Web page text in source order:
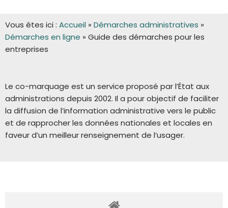
Vous êtes ici : Accueil » Démarches administratives »
Démarches en ligne » Guide des démarches pour les
entreprises
Le co-marquage est un service proposé par l’État aux
administrations depuis 2002. Il a pour objectif de faciliter
la diffusion de l’information administrative vers le public
et de rapprocher les données nationales et locales en
faveur d’un meilleur renseignement de l’usager.